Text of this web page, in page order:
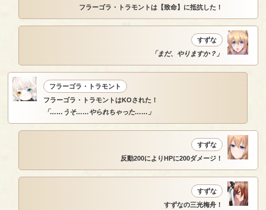
フラーゴラ・トラモントは【致命】に抵抗した！
すずな
「まだ、やりますか？」
フラーゴラ・トラモント
フラーゴラ・トラモントはKOされた！
「……うそ……やられちゃった……」
すずな
反動200によりHPに200ダメージ！
すずな
すずなの三光梅舟！